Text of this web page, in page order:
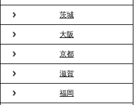
ィスに桜が届く福利厚生
フィスが「１日限定の
流を格上げする《出張
始
茨城
大阪
京都
滋賀
福岡